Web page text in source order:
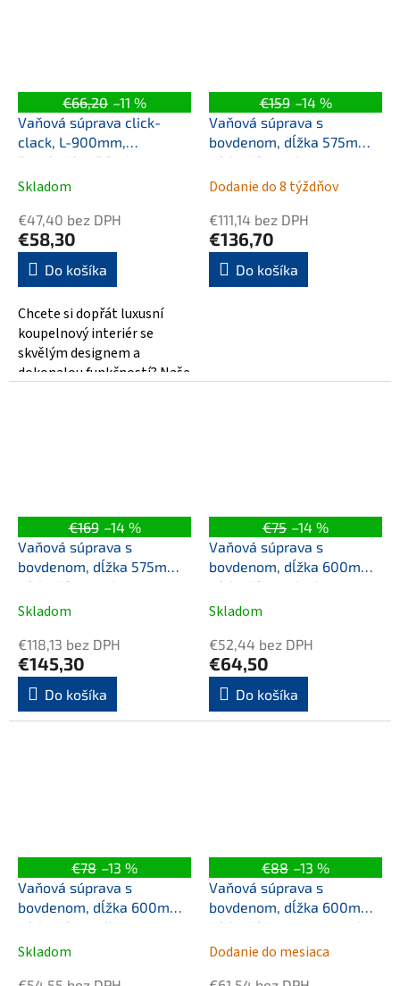
€66,20 –11 %
Vaňová súprava click-
clack, L-900mm,
DN40/50, ABS/chrom
Skladom
€47,40 bez DPH
€58,30
Do košíka
Chcete si dopřát luxusní
koupelnový interiér se
skvělým designem a
dokonalou funkčností? Naše
€159 –14 %
Vaňová súprava s
bovdenom, dĺžka 575mm,
zátka 72mm, bronz
Dodanie do 8 týždňov
€111,14 bez DPH
€136,70
Do košíka
€169 –14 %
Vaňová súprava s
bovdenom, dĺžka 575mm,
zátka 72mm, złoty
szczotkowany
Skladom
€118,13 bez DPH
€145,30
Do košíka
€75 –14 %
Vaňová súprava s
bovdenom, dĺžka 600mm,
zátka 72mm, biela
Skladom
€52,44 bez DPH
€64,50
Do košíka
€78 –13 %
Vaňová súprava s
bovdenom, dĺžka 600mm,
zátka 72mm, čierna mat
Skladom
€88 –13 %
Vaňová súprava s
bovdenom, dĺžka 600mm,
zátka 72mm, gun metal
Dodanie do mesiaca